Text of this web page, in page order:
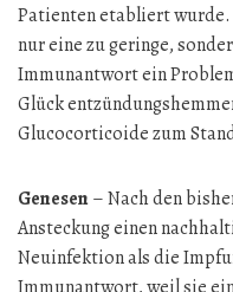
Patienten etabliert
nur eine zu geringe,
Immunantwort ein
Glück
Glucocorticoide zum
Genesen– Nach den
Ansteckung einen
Neuinfektion als die